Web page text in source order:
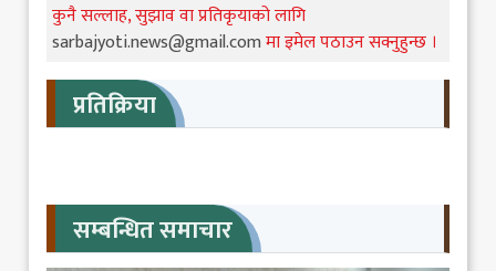
कुनै सल्लाह, सुझाव वा प्रतिकृयाको लागि
sarbajyoti.news@gmail.comमा इमेल पठाउन सक्नुहुन्छ ।
प्रतिक्रिया
सम्बन्धित समाचार